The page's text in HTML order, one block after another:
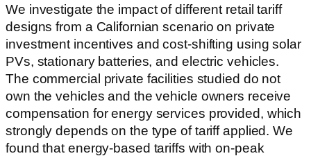
We investigate the impact of different retail tariff
designs from a Californian scenario on private
investment incentives and cost-shifting using solar
PVs, stationary batteries, and electric vehicles.
The commercial private facilities studied do not
own the vehicles and the vehicle owners receive
compensation for energy services provided, which
strongly depends on the type of tariff applied. We
found that energy-based tariffs with on-peak